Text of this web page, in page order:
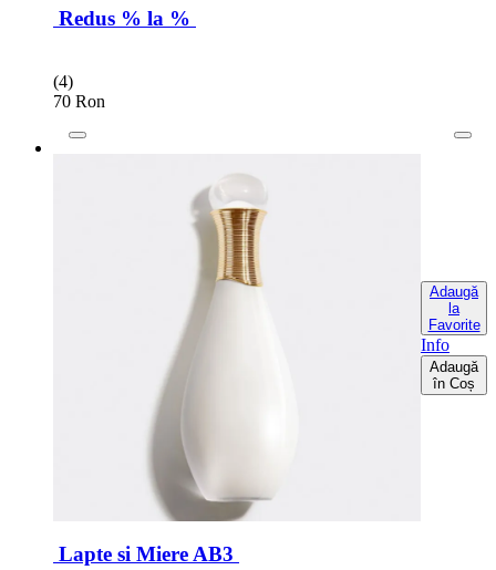
Redus % la %
(4)
70 Ron
Adaugă
la
Favorite
Info
Adaugă
în Coș
Lapte si Miere AB3